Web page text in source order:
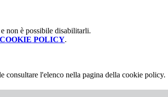
non è possibile disabilitarli.
COOKIE POLICY.
consultare l'elenco nella pagina della cookie policy.